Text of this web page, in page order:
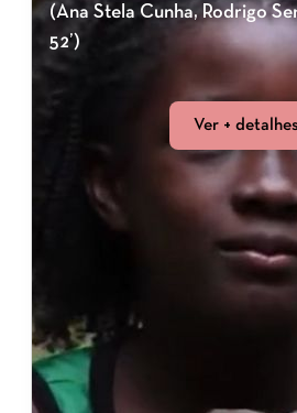
(Ana Stela Cunha, Rodrigo
52’)
Ver + detalhes